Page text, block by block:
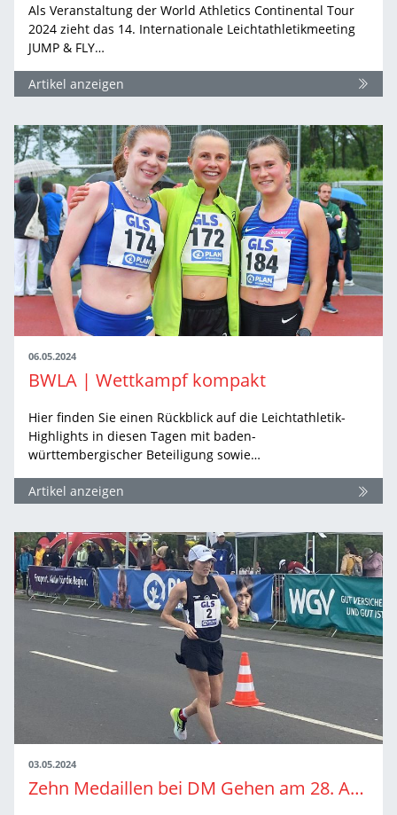
Als Veranstaltung der World Athletics Continental Tour
2024 zieht das 14. Internationale Leichtathletikmeeting
JUMP & FLY…
Artikel anzeigen
06.05.2024
BWLA | Wettkampf kompakt
Hier finden Sie einen Rückblick auf die Leichtathletik-
Highlights in diesen Tagen mit baden-
württembergischer Beteiligung sowie…
Artikel anzeigen
03.05.2024
Zehn Medaillen bei DM Gehen am 28. April 2024 in Kelsterbach